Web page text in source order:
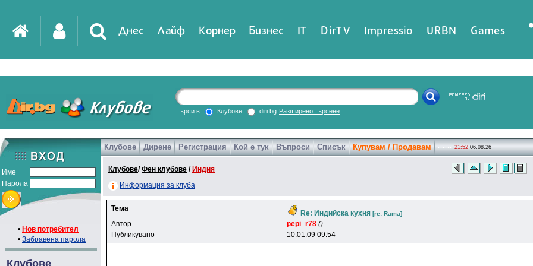
Днес Лайф Корнер Бизнес IT DirTV Impressio URBN Games
търси в Клубове diri.bg Разширено търсене
Име
Парола
• Нов потребител
• Забравена парола
Клубове
Клубове Дирене Регистрация Кой е тук Въпроси Списък Купувам / Продавам 21:52 06.08.26
Клубове/Фен клубове / Индия
Информация за клуба
Тема
Re: Индийска кухня [re: Rama]
Автор pepi_r78 ()
Публикувано
10.01.09 09:54